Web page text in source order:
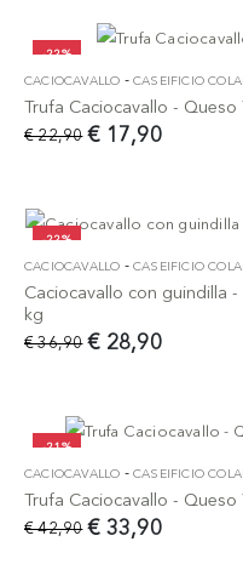
-22%
CACIOCAVALLO -CASEIFICIO
Trufa Caciocavallo -
€ 17,90
€ 22,90
-22%
CACIOCAVALLO -CASEIFICIO
Caciocavallo con guindilla
kg
€ 28,90
€ 36,90
-21%
CACIOCAVALLO -CASEIFICIO
Trufa Caciocavallo -
€ 33,90
€ 42,90